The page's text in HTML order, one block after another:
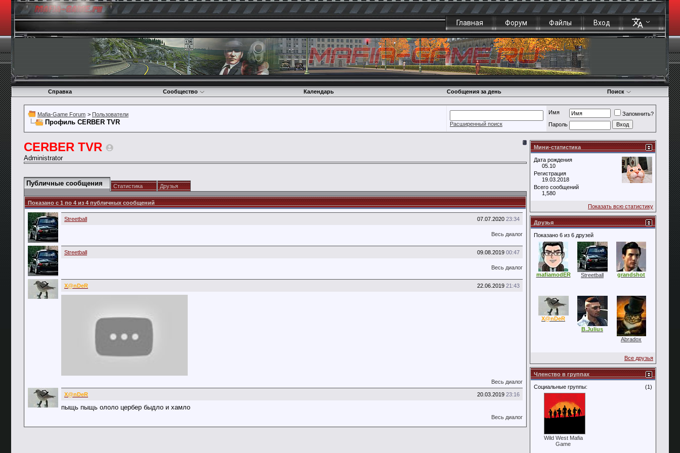
Главная Форум Файлы Вход
Справка Сообщество Календарь Сообщения за день Поиск
Mafia-Game Forum > Пользователи
Профиль CERBER TVR Расширенный поиск
Имя
Запомнить?
Пароль
CERBER TVR
Administrator
Публичные сообщения Статистика Друзья
Показано с 1 по4из4публичных сообщений
07.07.2020 23:34
Streetball
Весь диалог
09.08.2019 00:47
Streetball
Весь диалог
22.06.2019 21:43
X@nDeR
Весь диалог
20.03.2019 23:16
X@nDeR
пыщь пыщь ололо цербер быдло и хамло
Весь диалог
Мини-статистика
Дата рождения
05.10
Регистрация
19.03.2018
Всего сообщений
1,580
Показать всю статистику
Друзья
Показано 6 из 6 друзей
mafiamodER Streetball grandshot
X@nDeR
B.Julius
Abradox
Все друзья
Членство в группах
(1)
Социальные группы:
Wild West Mafia
Game